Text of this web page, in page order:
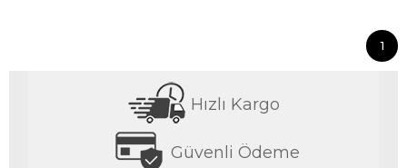
1
Hızlı Kargo
Güvenli Ödeme